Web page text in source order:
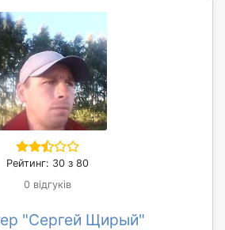
Рейтинг: 30 з 80
0 відгуків
"Сергей Щирый"